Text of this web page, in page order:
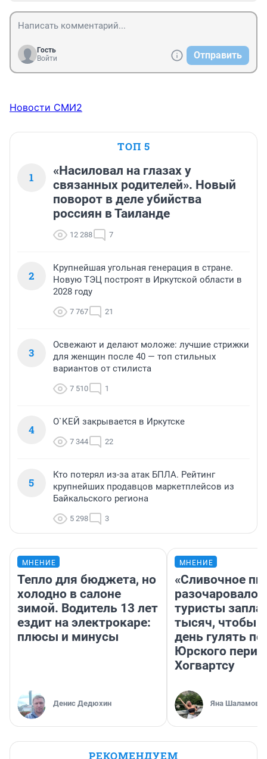
Гость
Войти
Отправить
Новости СМИ2
ТОП 5
1
«Насиловал на глазах у
связанных родителей». Новый
поворот в деле убийства
россиян в Таиланде
12 288 7
2
Крупнейшая угольная генерация в стране.
Новую ТЭЦ построят в Иркутской области в
2028 году
7 767 21
3
Освежают и делают моложе: лучшие стрижки
для женщин после 40 — топ стильных
вариантов от стилиста
7 510 1
4
О`КЕЙ закрывается в Иркутске
7 344 22
5
Кто потерял из-за атак БПЛА. Рейтинг
крупнейших продавцов маркетплейсов из
Байкальского региона
5 298 3
МНЕНИЕ
Тепло для бюджета, но
холодно в салоне
зимой. Водитель 13 лет
ездит на электрокаре:
плюсы и минусы
Денис Дедюхин
МНЕНИЕ
«Сливочное
разочаровало»:
туристы
тысяч, чтобы
день гулять по
Юрского
Хогвартсу
Яна Шаламова
РЕКОМЕНДУЕМ